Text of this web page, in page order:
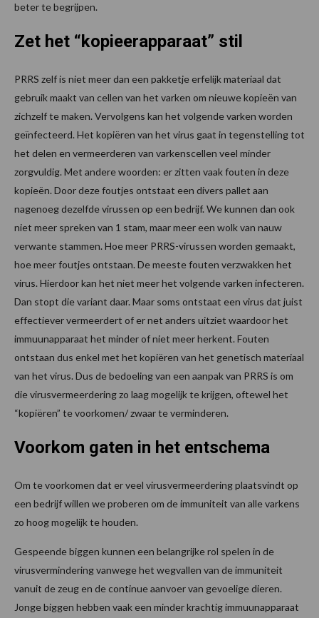
beter te begrijpen.
Zet het “kopieerapparaat” stil
PRRS zelf is niet meer dan een pakketje erfelijk materiaal dat
gebruik maakt van cellen van het varken om nieuwe kopieën van
zichzelf te maken. Vervolgens kan het volgende varken worden
geïnfecteerd. Het kopiëren van het virus gaat in tegenstelling tot
het delen en vermeerderen van varkenscellen veel minder
zorgvuldig. Met andere woorden: er zitten vaak fouten in deze
kopieën. Door deze foutjes ontstaat een divers pallet aan
nagenoeg dezelfde virussen op een bedrijf. We kunnen dan ook
niet meer spreken van 1 stam, maar meer een wolk van nauw
verwante stammen. Hoe meer PRRS-virussen worden gemaakt,
hoe meer foutjes ontstaan. De meeste fouten verzwakken het
virus. Hierdoor kan het niet meer het volgende varken infecteren.
Dan stopt die variant daar. Maar soms ontstaat een virus dat juist
effectiever vermeerdert of er net anders uitziet waardoor het
immuunapparaat het minder of niet meer herkent. Fouten
ontstaan dus enkel met het kopiëren van het genetisch materiaal
van het virus. Dus de bedoeling van een aanpak van PRRS is om
die virusvermeerdering zo laag mogelijk te krijgen, oftewel het
“kopiëren” te voorkomen/ zwaar te verminderen.
Voorkom gaten in het entschema
Om te voorkomen dat er veel virusvermeerdering plaatsvindt op
een bedrijf willen we proberen om de immuniteit van alle varkens
zo hoog mogelijk te houden.
Gespeende biggen kunnen een belangrijke rol spelen in de
virusvermindering vanwege het wegvallen van de immuniteit
vanuit de zeug en de continue aanvoer van gevoelige dieren.
Jonge biggen hebben vaak een minder krachtig immuunapparaat